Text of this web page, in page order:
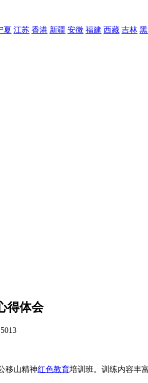
夏 江苏 香港 新疆 安微 福建 西藏 吉林
得体会
移山精神红色教育培训班。训练内容丰